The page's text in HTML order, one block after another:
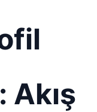
Akış